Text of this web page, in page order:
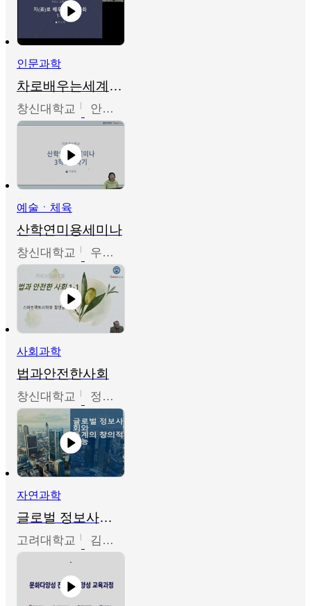
인문과학
차로배우는세계문화
창신대학교 안소영
예술ㆍ체육
산학연미용세미나
창신대학교 우미옥,오윤경,박선이
사회과학
법과안전한사회
창신대학교 정연균
자연과학
글로벌 정보사회와 통계의 창의적 기능
고려대학교 김희영